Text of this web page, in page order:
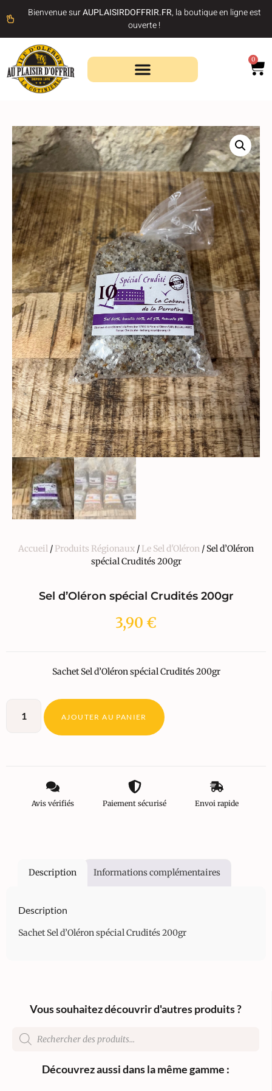
Bienvenue surAUPLAISIRDOFFRIR.FR, la boutique en ligne est
ouverte !
0
Accueil / Produits Régionaux / Le Sel d'Oléron / Sel d’Oléron
spécial Crudités 200gr
Sel d’Oléron spécial Crudités 200gr
3,90 €
Sachet Sel d’Oléron spécial Crudités 200gr
AJOUTER AU PANIER
Avis vérifiés Paiement sécurisé Envoi rapide
Description Informations complémentaires
Description
Sachet Sel d’Oléron spécial Crudités 200gr
Vous souhaitez découvrir d'autres produits ?
Découvrez aussi dans la même gamme :